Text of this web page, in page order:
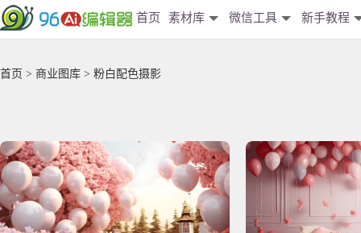
首页 素材库 微信工具 新手教程
首页 > 商业图库 > 粉白配色摄影